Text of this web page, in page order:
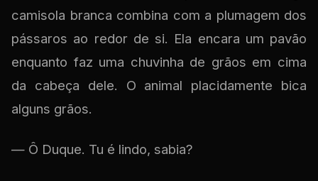
camisola branca combina com a plumagem dos
pássaros ao redor de si. Ela encara um pavão
enquanto faz uma chuvinha de grãos em cima
da cabeça dele. O animal placidamente bica
alguns grãos.
— Ô Duque. Tu é lindo, sabia?